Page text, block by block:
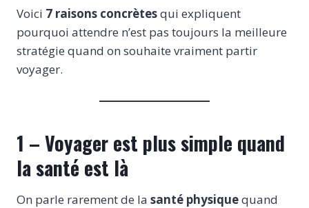
Voici 7 raisons concrètesqui expliquent
pourquoi attendre n’est pas toujours la meilleure
stratégie quand on souhaite vraiment partir
voyager.
1 – Voyager est plus simple quand
la santé est là
On parle rarement de la santé physiquequand